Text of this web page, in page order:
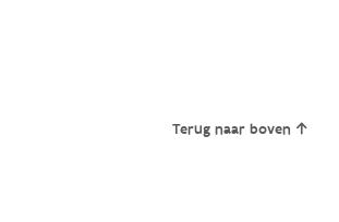
Terug naar boven